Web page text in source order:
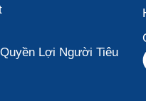
Lợi Người Tiêu